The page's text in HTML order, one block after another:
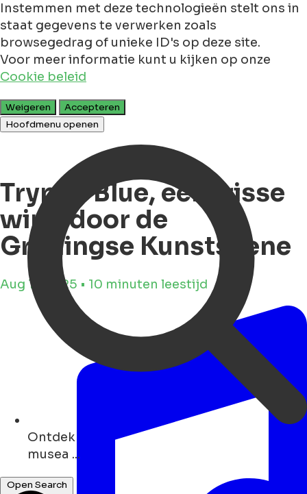
Instemmen met deze technologieën stelt ons in
staat gegevens te verwerken zoals
browsegedrag of unieke ID's op deze site.
Voor meer informatie kunt u kijken op onze
Cookie beleid
Weigeren
Accepteren
Hoofdmenu openen
Ontdek
winkels ...
Open Search
Trypan Blue, een frisse
wind door de
Groningse Kunstscene
Aug 11, 2025 • 10 minuten leestijd